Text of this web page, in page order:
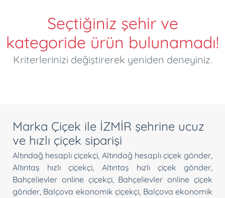
Seçtiğiniz şehir ve
kategoride ürün bulunamadı!
Kriterlerinizi değiştirerek yeniden deneyiniz.
Marka Çiçek ile İZMİR şehrine ucuz
ve hızlı çiçek siparişi
Altındağ hesaplı çiçekçi, Altındağ hesaplı çiçek gönder,
Altıntaş hızlı çiçekçi, Altıntaş hızlı çiçek gönder,
Bahçelievler online çiçekçi, Bahçelievler online çiçek
gönder, Balçova ekonomik çiçekçi, Balçova ekonomik